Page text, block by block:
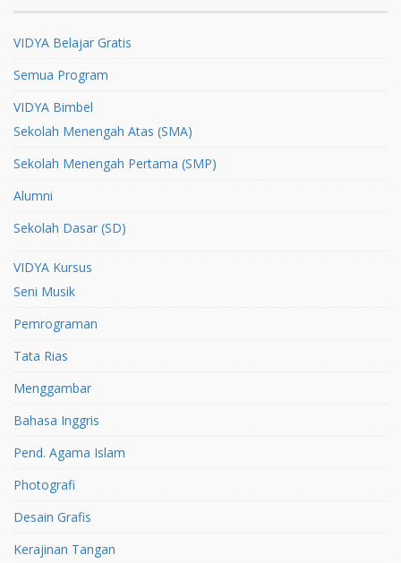
VIDYA Belajar Gratis
Semua Program
VIDYA Bimbel
Sekolah Menengah Atas (SMA)
Sekolah Menengah Pertama (SMP)
Alumni
Sekolah Dasar (SD)
VIDYA Kursus
Seni Musik
Pemrograman
Tata Rias
Menggambar
Bahasa Inggris
Pend. Agama Islam
Photografi
Desain Grafis
Kerajinan Tangan